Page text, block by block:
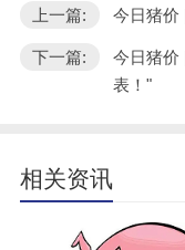
上一篇: 今日猪价
下一篇:
今日猪价
表！"
相关资讯